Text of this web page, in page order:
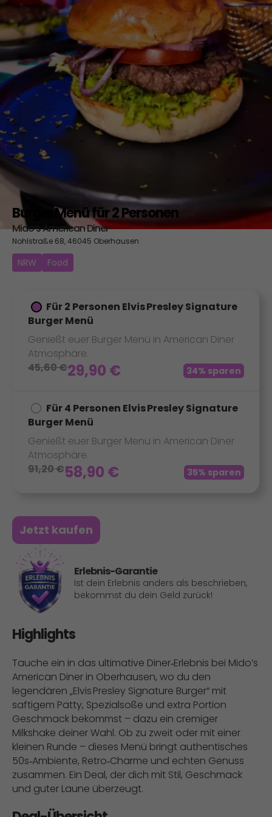
Burger Menü für 2 Personen
Mido‘s American Diner
Nohlstraße 68, 46045 Oberhausen
NRW Food
Für 2 Personen Elvis Presley Signature
Burger Menü
Genießt euer Burger Menü in American Diner
Atmosphäre.
45,60€29,90 € 34% sparen
Für 4 Personen Elvis Presley Signature
Burger Menü
Genießt euer Burger Menü in American Diner
Atmosphäre.
91,20€58,90 € 35% sparen
Jetzt kaufen
Erlebnis-Garantie
Ist dein Erlebnis anders als beschrieben,
bekommst du dein Geld zurück!
Highlights
Tauche ein in das ultimative Diner‑Erlebnis bei Mido’s
American Diner in Oberhausen, wo du den
legendären „Elvis Presley Signature Burger“ mit
saftigem Patty, Spezialsoße und extra Portion
Geschmack bekommst – dazu ein cremiger
Milkshake deiner Wahl. Ob zu zweit oder mit einer
kleinen Runde – dieses Menü bringt authentisches
50s‑Ambiente, Retro‑Charme und echten Genuss
zusammen. Ein Deal, der dich mit Stil, Geschmack
und guter Laune überzeugt.